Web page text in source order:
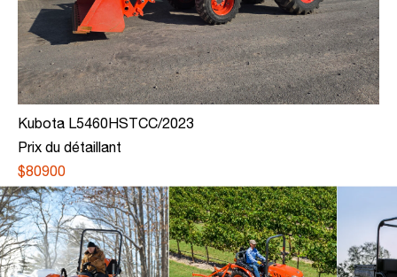
Kubota L5460HSTCC/2023
Prix du détaillant
$80900